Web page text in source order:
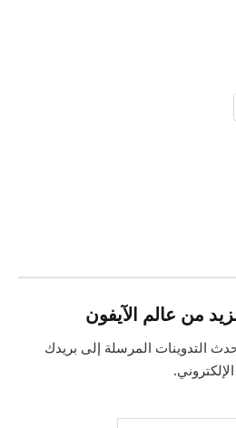
من عالم الآيفون
التدوينات المرسلة إلى بريدك
الإلكتروني.